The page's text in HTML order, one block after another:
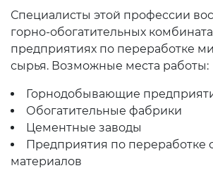
Специалисты этой профессии
горно-обогатительных
предприятиях по переработке
сырья. Возможные места работы:
Горнодобывающие
Обогатительные фабрики
Цементные заводы
Предприятия по переработке
материалов